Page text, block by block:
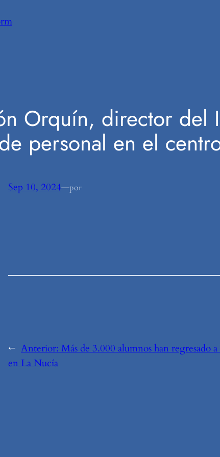
Orquín, director del
personal en el
Sep 10, 2024—por
← Anterior: Más de 3.000 alumnos han regresado a
en La Nucía